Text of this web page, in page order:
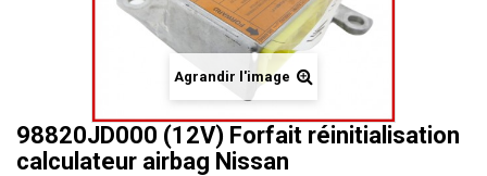
Agrandir l'image
98820JD000 (12V) Forfait réinitialisation
calculateur airbag Nissan